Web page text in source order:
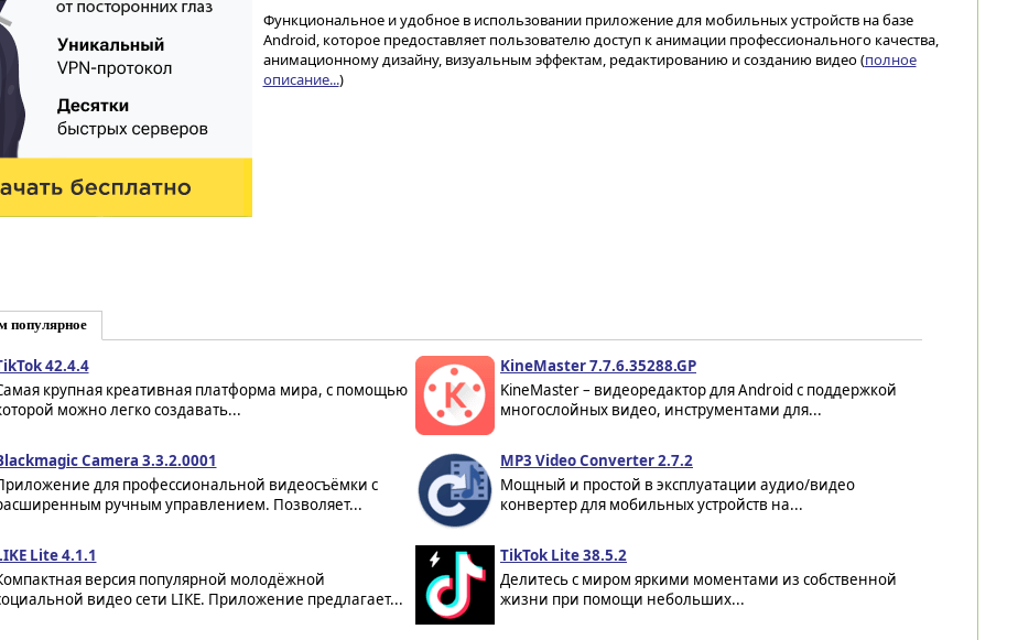
Функциональное и удобное в использовании приложение для мобильных устройств на базе
Android, которое предоставляет пользователю доступ к анимации профессионального качества,
анимационному дизайну, визуальным эффектам, редактированию и созданию видео (полное
описание...)
популярное
42.4.4
крупная креативная платформа мира, с помощью
можно легко создавать...
KineMaster 7.7.6.35288.GP
KineMaster – видеоредактор для Android с поддержкой
многослойных видео, инструментами для...
Camera 3.3.2.0001
для профессиональной видеосъёмки с
ручным управлением. Позволяет...
MP3 Video Converter 2.7.2
Мощный и простой в эксплуатации аудио/видео
конвертер для мобильных устройств на...
Lite 4.1.1
версия популярной молодёжной
видео сети LIKE. Приложение предлагает...
TikTok Lite 38.5.2
Делитесь с миром яркими моментами из собственной
жизни при помощи небольших...